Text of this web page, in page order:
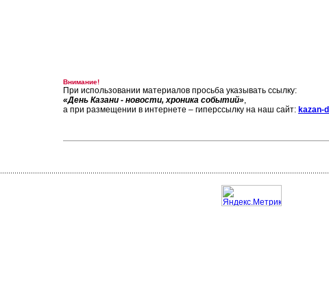
Внимание!
При использовании материалов просьба указывать ссылку:
«День Казани - новости, хроника событий»,
а при размещении в интернете – гиперссылку на наш сайт: kazan-